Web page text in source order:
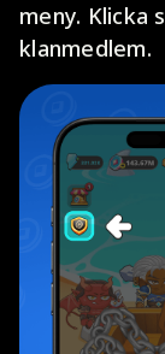
meny. Klicka
klanmedlem.